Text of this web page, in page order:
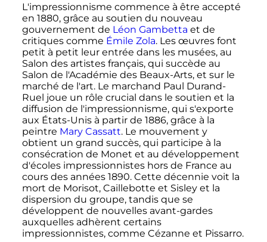
L'impressionnisme commence à être accepté
en 1880, grâce au soutien du nouveau
gouvernement de Léon Gambetta et de
critiques comme Émile Zola. Les œuvres font
petit à petit leur entrée dans les musées, au
Salon des artistes français, qui succède au
Salon de l'Académie des Beaux-Arts, et sur le
marché de l'art. Le marchand Paul Durand-
Ruel joue un rôle crucial dans le soutien et la
diffusion de l'impressionnisme, qui s'exporte
aux États-Unis à partir de 1886, grâce à la
peintre Mary Cassatt. Le mouvement y
obtient un grand succès, qui participe à la
consécration de Monet et au développement
d'écoles impressionnistes hors de France au
cours des années 1890. Cette décennie voit la
mort de Morisot, Caillebotte et Sisley et la
dispersion du groupe, tandis que se
développent de nouvelles avant-gardes
auxquelles adhèrent certains
impressionnistes, comme Cézanne et Pissarro.